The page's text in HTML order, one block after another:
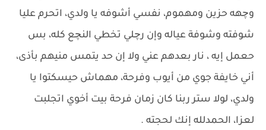
وچهه حزين ومهموم، نفسي أشوفه يا ولدي، اتحرم عليا
شوفته وشوفة عياله وإن رچلي تخطي النچع كله، بس
حعمل إيه ، نار بعدهم عني ولا إن حد يتمس منيهم بأذى،
أني خايفة جوي من أيوب وفرحة، مهماش حيسكتوا يا
ولدي، لولا ستر ربنا كان زمان فرحة بيت أخوي اتجلبت
لعزا، الحمدلله إنك لحجته .